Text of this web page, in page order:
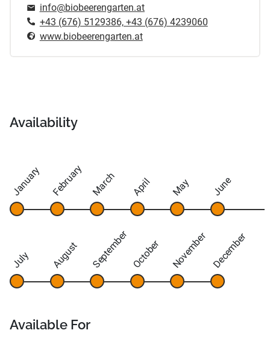
info@biobeerengarten.at
+43 (676) 5129386, +43 (676) 4239060
www.biobeerengarten.at
Availability
January February March April May June
July August September October November December
Available For